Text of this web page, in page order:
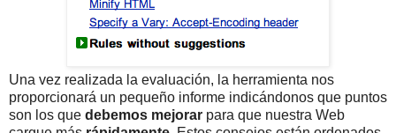
Una vez realizada la evaluación, la herramienta nos
proporcionará un pequeño informe indicándonos que puntos
son los que debemos mejorar para que nuestra Web